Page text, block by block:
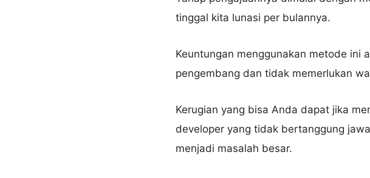
tinggal kita lunasi per bulannya.
Keuntungan menggunakan metode ini
pengembang dan tidak memerlukan
Kerugian yang bisa Anda dapat jika
developer yang tidak bertanggung
menjadi masalah besar.